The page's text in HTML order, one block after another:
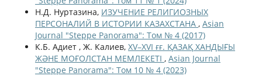
Н.Д. Нуртазина, ИЗУЧЕНИЕ РЕЛИГИОЗНЫХ
ПЕРСОНАЛИЙ В ИСТОРИИ КАЗАХСТАНА , Asian
Journal "Steppe Panorama": Том № 4 (2017)
К.Б. Адиет , Ж. Калиев, XV–XVI ғғ. ҚАЗАҚ ХАНДЫҒЫ
ЖӘНЕ МОҒОЛСТАН МЕМЛЕКЕТІ , Asian Journal
"Steppe Panorama": Том 10 № 4 (2023)